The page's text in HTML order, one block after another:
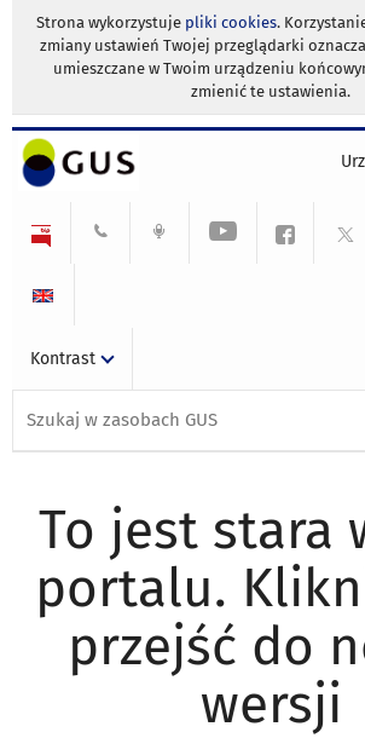
Strona wykorzystuje pliki cookies.
zmiany ustawień Twojej przeglądarki
umieszczane w Twoim urządzeniu
zmienić te ustawienia.
Kontrast
To jest stara
portalu.
przejść do
wersji